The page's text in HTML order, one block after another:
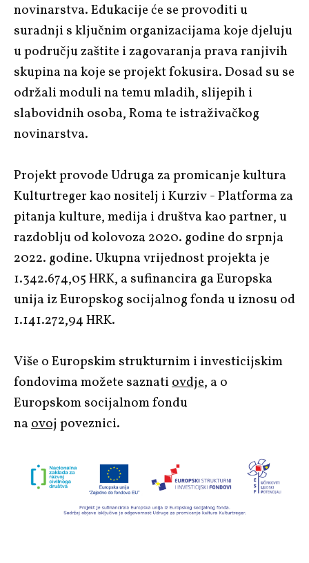
novinarstva. Edukacije će se provoditi u
suradnji s ključnim organizacijama koje djeluju
u području zaštite i zagovaranja prava ranjivih
skupina na koje se projekt fokusira. Dosad su se
održali moduli na temu mladih, slijepih i
slabovidnih osoba, Roma te istraživačkog
novinarstva.
Projekt provode Udruga za promicanje kultura
Kulturtreger kao nositelj i Kurziv - Platforma za
pitanja kulture, medija i društva kao partner, u
razdoblju od kolovoza 2020. godine do srpnja
2022. godine. Ukupna vrijednost projekta je
1.342.674,05 HRK, a sufinancira ga Europska
unija iz Europskog socijalnog fonda u iznosu od
1.141.272,94 HRK.
Više o Europskim strukturnim i investicijskim
fondovima možete saznatiovdje, a o
Europskom socijalnom fondu
naovoj poveznici.